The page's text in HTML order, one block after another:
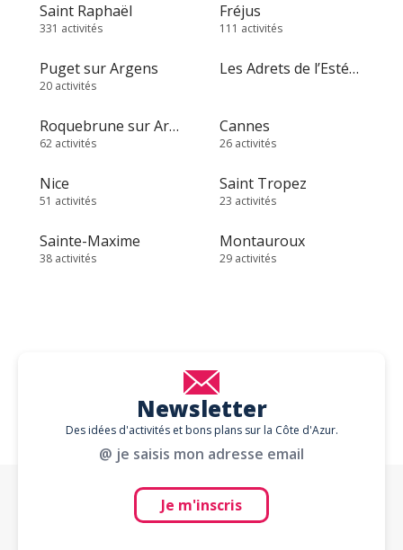
Saint Raphaël
331 activités
Fréjus
111 activités
Puget sur Argens
20 activités
Les Adrets de l’Estérel
Roquebrune sur Argens
62 activités
Cannes
26 activités
Nice
51 activités
Saint Tropez
23 activités
Sainte-Maxime
38 activités
Montauroux
29 activités
Newsletter
Des idées d'activités et bons plans sur la Côte d'Azur.
@ je saisis mon adresse email
Je m'inscris